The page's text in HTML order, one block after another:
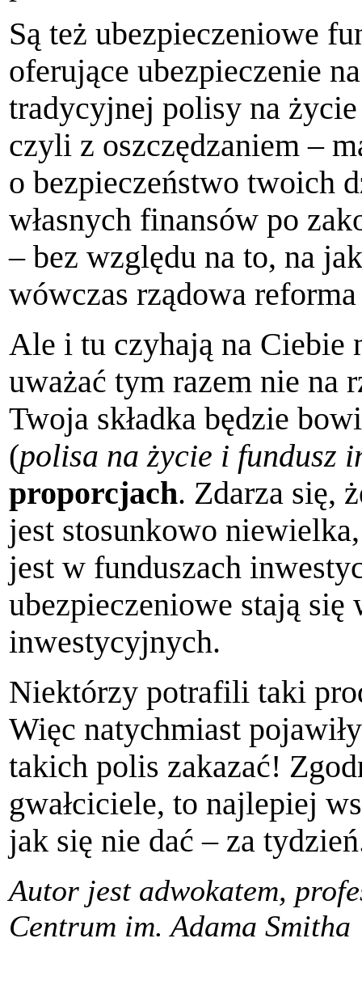
Są też ubezpieczeniowe
oferujące ubezpieczenie
tradycyjnej polisy na
czyli z oszczędzaniem –
o bezpieczeństwo twoich
własnych finansów po
– bez względu na to, na
wówczas rządowa
Ale i tu czyhają na Ciebie
uważać tym razem nie na
Twoja składka będzie
(polisa na życie i fundusz
proporcjach. Zdarza się,
jest stosunkowo
jest w funduszach
ubezpieczeniowe stają się
inwestycyjnych.
Niektórzy potrafili taki
Więc natychmiast
takich polis zakazać!
gwałciciele, to najlepiej
jak się nie dać – za
Autor jest adwokatem,
Centrum im. Adama Smitha